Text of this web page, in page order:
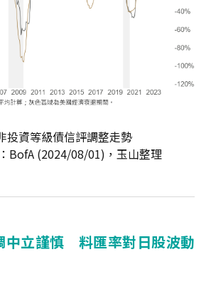
資等級債信評調整走勢
BofA (2024/08/01)，玉山整理
中立謹慎 料匯率對日股波動